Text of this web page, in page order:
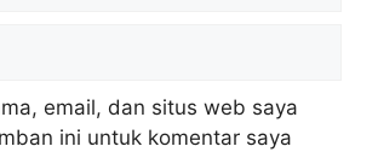
email, dan situs web saya
ini untuk komentar saya